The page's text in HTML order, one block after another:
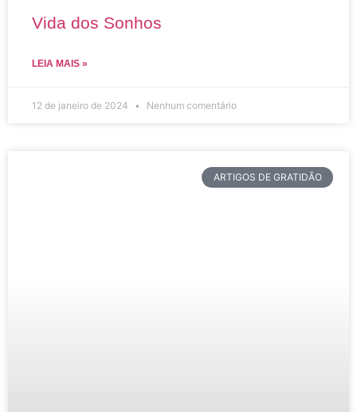
Vida dos Sonhos
LEIA MAIS »
12 de janeiro de 2024 Nenhum comentário
ARTIGOS DE GRATIDÃO